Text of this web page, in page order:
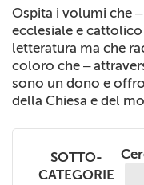
Ospita i volumi che
ecclesiale e
letteratura ma che
coloro che –
sono un dono e
della Chiesa e del
SOTTO-
CATEGORIE